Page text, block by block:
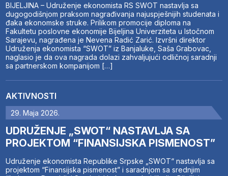
BIJELJINA – Udruženje ekonomista RS SWOT nastavlja sa
dugogodišnjom praksom nagrađivanja najuspješnijih studenata i
đaka ekonomske struke. Prilikom promocije diploma na
Fakultetu poslovne ekonomije Bijeljina Univerziteta u Istočnom
Sarajevu, nagrađena je Nevena Radić Zarić. Izvršni direktor
Udruženja ekonomista “SWOT” iz Banjaluke, Saša Grabovac,
naglasio je da ova nagrada dolazi zahvaljujući odličnoj saradnji
sa partnerskom kompanijom […]
AKTIVNOSTI
29. Maja 2026.
UDRUŽENJE „SWOT“ NASTAVLJA SA
PROJEKTOM “FINANSIJSKA PISMENOST”
Udruženje ekonomista Republike Srpske „SWOT“ nastavlja sa
projektom “Finansijska pismenost” i saradnjom sa srednjim